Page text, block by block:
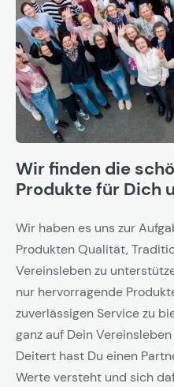
Wir finden die
Produkte für Dich
Wir haben es uns zur
Produkten Qualität,
Vereinsleben zu
nur hervorragende
zuverlässigen Service zu
ganz auf Dein
Deitert hast Du einen
Werte versteht und sich